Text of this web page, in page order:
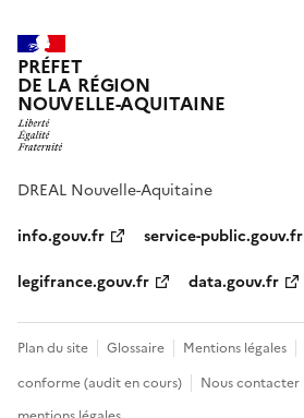
PRÉFET
DE LA RÉGION
NOUVELLE-AQUITAINE
DREAL Nouvelle-Aquitaine
info.gouv.fr
service-public.gouv.fr
legifrance.gouv.fr
data.gouv.fr
Plan du site Glossaire Mentions légales
conforme (audit en cours)
Nous contacter